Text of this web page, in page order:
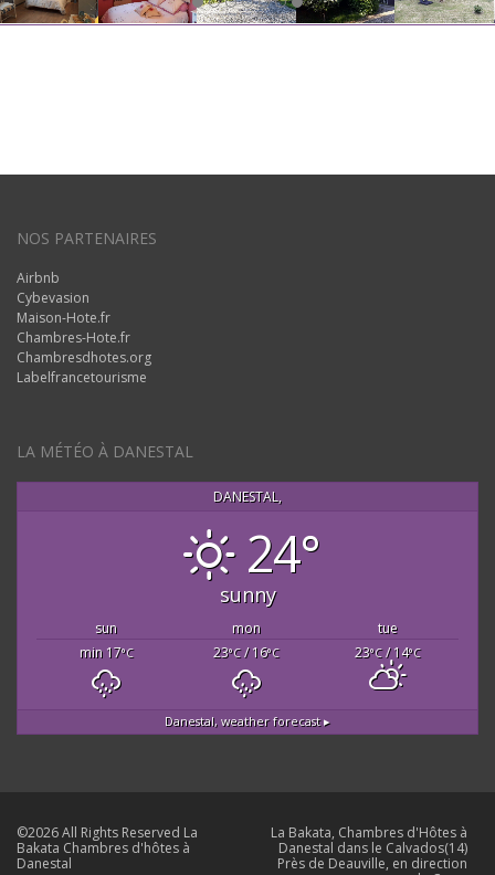
NOS PARTENAIRES
Airbnb
Cybevasion
Maison-Hote.fr
Chambres-Hote.fr
Chambresdhotes.org
Labelfrancetourisme
LA MÉTÉO À DANESTAL
DANESTAL,
24°
sunny
sun mon
tue
min 17°C 23°C/ 16°C 23°C/ 14°C
Danestal, weather forecast ▸
©2026 All Rights Reserved La
Bakata Chambres d'hôtes à
Danestal
La Bakata, Chambres d'Hôtes à
Danestal dans le Calvados(14)
Près de Deauville, en direction